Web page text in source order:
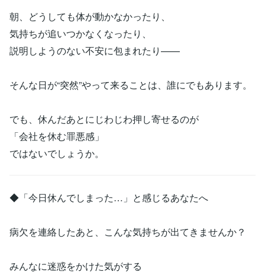
朝、どうしても体が動かなかったり、
気持ちが追いつかなくなったり、
説明しようのない不安に包まれたり——
そんな日が“突然”やって来ることは、誰にでもあります。
でも、休んだあとにじわじわ押し寄せるのが
「会社を休む罪悪感」
ではないでしょうか。
◆「今日休んでしまった…」と感じるあなたへ
病欠を連絡したあと、こんな気持ちが出てきませんか？
みんなに迷惑をかけた気がする